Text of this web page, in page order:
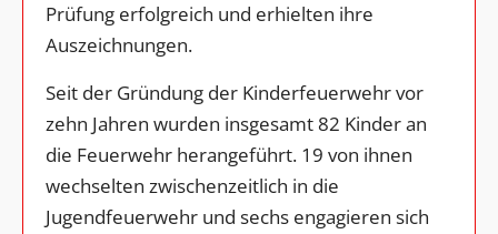
Prüfung erfolgreich und erhielten ihre
Auszeichnungen.
Seit der Gründung der Kinderfeuerwehr vor
zehn Jahren wurden insgesamt 82 Kinder an
die Feuerwehr herangeführt. 19 von ihnen
wechselten zwischenzeitlich in die
Jugendfeuerwehr und sechs engagieren sich